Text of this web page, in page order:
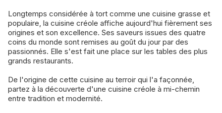
Longtemps considérée à tort comme une cuisine grasse et
populaire, la cuisine créole affiche aujourd'hui fièrement ses
origines et son excellence. Ses saveurs issues des quatre
coins du monde sont remises au goût du jour par des
passionnés. Elle s'est fait une place sur les tables des plus
grands restaurants.
De l'origine de cette cuisine au terroir qui l'a façonnée,
partez à la découverte d'une cuisine créole à mi-chemin
entre tradition et modernité.